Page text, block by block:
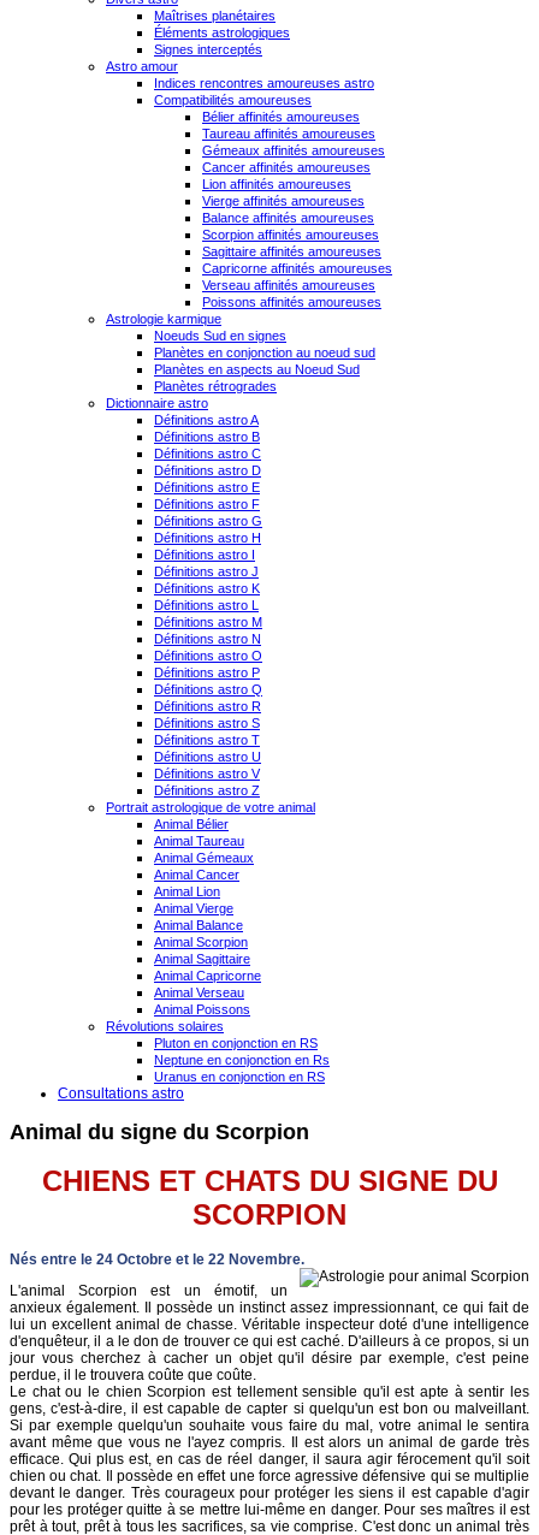
Maîtrises planétaires
Éléments astrologiques
Signes interceptés
Astro amour
Indices rencontres amoureuses astro
Compatibilités amoureuses
Bélier affinités amoureuses
Taureau affinités amoureuses
Gémeaux affinités amoureuses
Cancer affinités amoureuses
Lion affinités amoureuses
Vierge affinités amoureuses
Balance affinités amoureuses
Scorpion affinités amoureuses
Sagittaire affinités amoureuses
Capricorne affinités amoureuses
Verseau affinités amoureuses
Poissons affinités amoureuses
Astrologie karmique
Noeuds Sud en signes
Planètes en conjonction au noeud sud
Planètes en aspects au Noeud Sud
Planètes rétrogrades
Dictionnaire astro
Définitions astro A
Définitions astro B
Définitions astro C
Définitions astro D
Définitions astro E
Définitions astro F
Définitions astro G
Définitions astro H
Définitions astro I
Définitions astro J
Définitions astro K
Définitions astro L
Définitions astro M
Définitions astro N
Définitions astro O
Définitions astro P
Définitions astro Q
Définitions astro R
Définitions astro S
Définitions astro T
Définitions astro U
Définitions astro V
Définitions astro Z
Portrait astrologique de votre animal
Animal Bélier
Animal Taureau
Animal Gémeaux
Animal Cancer
Animal Lion
Animal Vierge
Animal Balance
Animal Scorpion
Animal Sagittaire
Animal Capricorne
Animal Verseau
Animal Poissons
Révolutions solaires
Pluton en conjonction en RS
Neptune en conjonction en Rs
Uranus en conjonction en RS
Consultations astro
Animal du signe du Scorpion
CHIENS ET CHATS DU SIGNE DU
SCORPION
Nés entre le 24 Octobre et le 22 Novembre.
L'animal Scorpion est un émotif, un
anxieux également. Il possède un instinct assez impressionnant, ce qui fait de
lui un excellent animal de chasse. Véritable inspecteur doté d'une intelligence
d'enquêteur, il a le don de trouver ce qui est caché. D'ailleurs à ce propos, si un
jour vous cherchez à cacher un objet qu'il désire par exemple, c'est peine
perdue, il le trouvera coûte que coûte.
Le chat ou le chien Scorpion est tellement sensible qu'il est apte à sentir les
gens, c'est-à-dire, il est capable de capter si quelqu'un est bon ou malveillant.
Si par exemple quelqu'un souhaite vous faire du mal, votre animal le sentira
avant même que vous ne l'ayez compris. Il est alors un animal de garde très
efficace. Qui plus est, en cas de réel danger, il saura agir férocement qu'il soit
chien ou chat. Il possède en effet une force agressive défensive qui se multiplie
devant le danger. Très courageux pour protéger les siens il est capable d'agir
pour les protéger quitte à se mettre lui-même en danger. Pour ses maîtres il est
prêt à tout, prêt à tous les sacrifices, sa vie comprise. C'est donc un animal très